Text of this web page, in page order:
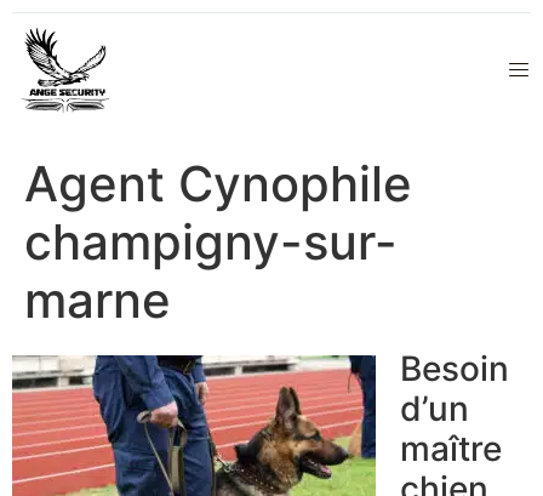
Agent Cynophile
champigny-sur-
marne
Besoin
d’un
maître